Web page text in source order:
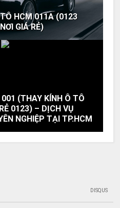
HCM 011A (0123
GIÁ RẺ)
(THAY KÍNH Ô TÔ
0123) – DỊCH VỤ
NGHIỆP TẠI TP.HCM
DISQUS